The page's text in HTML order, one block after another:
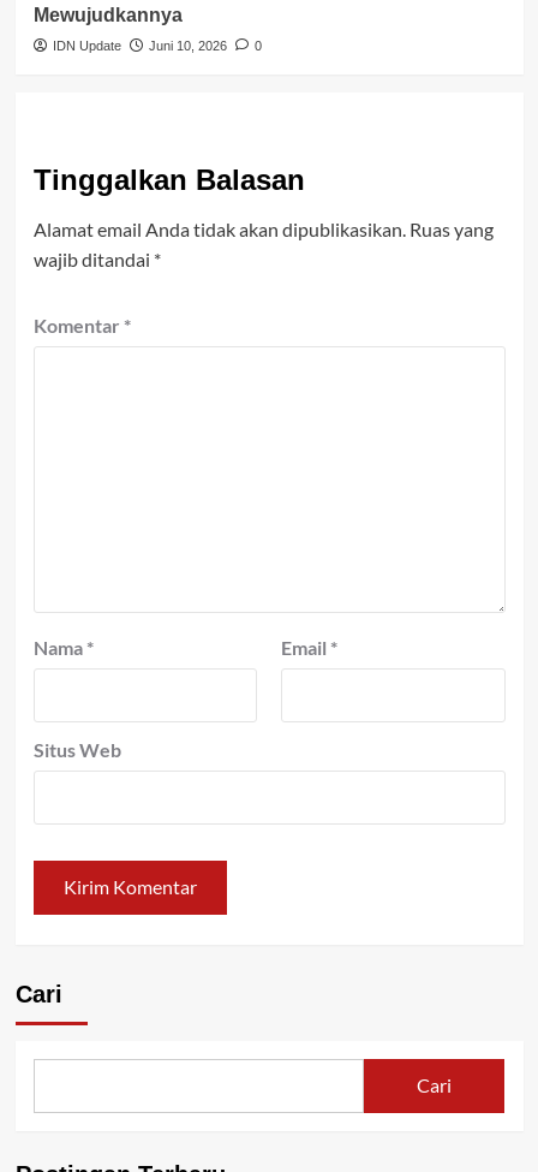
Mewujudkannya
IDN Update Juni 10, 2026 0
Tinggalkan Balasan
Alamat email Anda tidak akan dipublikasikan. Ruas yang
wajib ditandai *
Komentar *
Nama * Email *
Situs Web
Cari
Cari